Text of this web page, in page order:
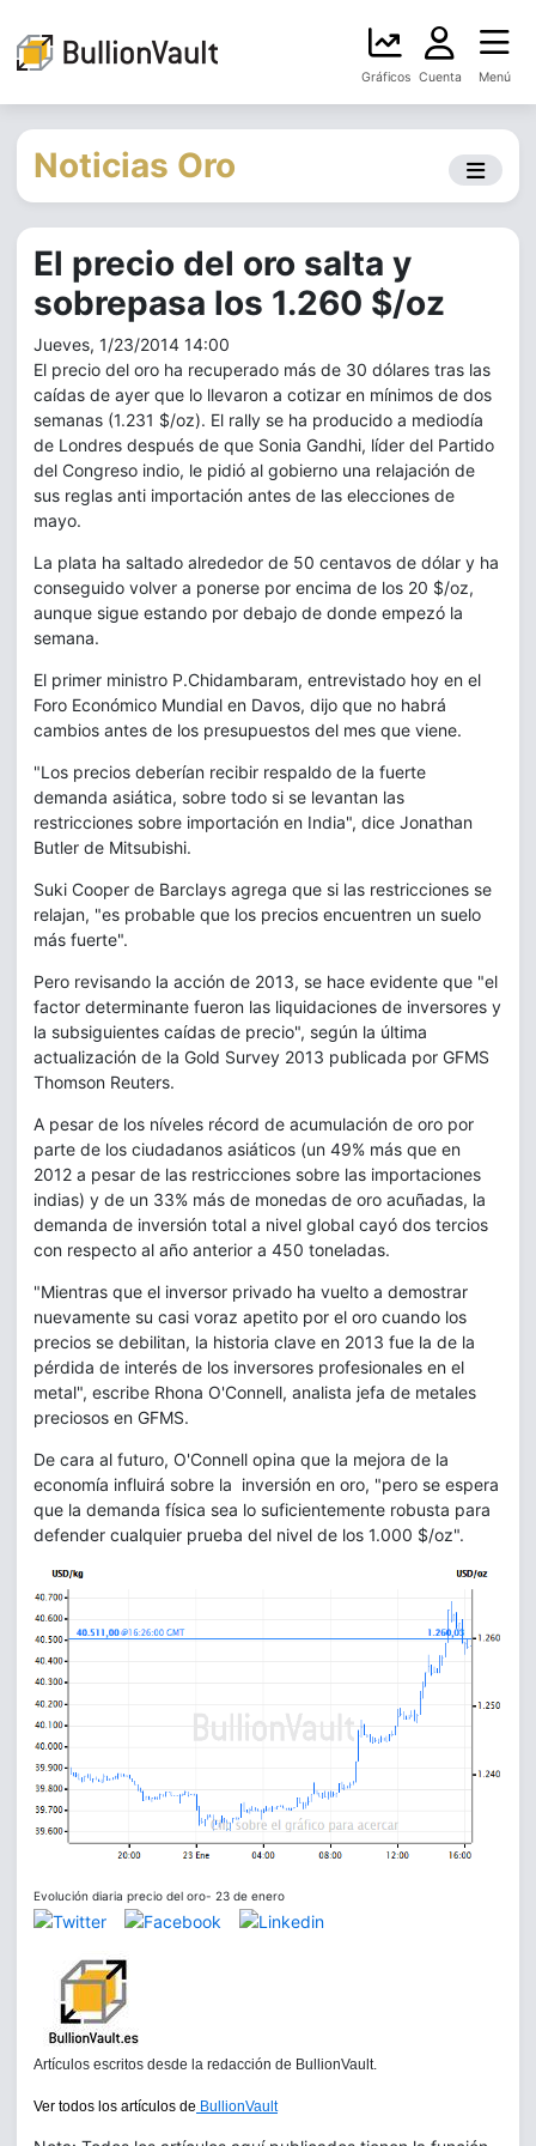
Gráficos Cuenta Menú
Noticias Oro
El precio del oro salta y
sobrepasa los 1.260 $/oz
Jueves, 1/23/2014 14:00
El precio del oro ha recuperado más de 30 dólares tras las
caídas de ayer que lo llevaron a cotizar en mínimos de dos
semanas (1.231 $/oz). El rally se ha producido a mediodía
de Londres después de que Sonia Gandhi, líder del Partido
del Congreso indio, le pidió al gobierno una relajación de
sus reglas anti importación antes de las elecciones de
mayo.
La plata ha saltado alrededor de 50 centavos de dólar y ha
conseguido volver a ponerse por encima de los 20 $/oz,
aunque sigue estando por debajo de donde empezó la
semana.
El primer ministro P.Chidambaram, entrevistado hoy en el
Foro Económico Mundial en Davos, dijo que no habrá
cambios antes de los presupuestos del mes que viene.
"Los precios deberían recibir respaldo de la fuerte
demanda asiática, sobre todo si se levantan las
restricciones sobre importación en India", dice Jonathan
Butler de Mitsubishi.
Suki Cooper de Barclays agrega que si las restricciones se
relajan, "es probable que los precios encuentren un suelo
más fuerte".
Pero revisando la acción de 2013, se hace evidente que "el
factor determinante fueron las liquidaciones de inversores y
la subsiguientes caídas de precio", según la última
actualización de la Gold Survey 2013 publicada por GFMS
Thomson Reuters.
A pesar de los níveles récord de acumulación de oro por
parte de los ciudadanos asiáticos (un 49% más que en
2012 a pesar de las restricciones sobre las importaciones
indias) y de un 33% más de monedas de oro acuñadas, la
demanda de inversión total a nivel global cayó dos tercios
con respecto al año anterior a 450 toneladas.
"Mientras que el inversor privado ha vuelto a demostrar
nuevamente su casi voraz apetito por el oro cuando los
precios se debilitan, la historia clave en 2013 fue la de la
pérdida de interés de los inversores profesionales en el
metal", escribe Rhona O'Connell, analista jefa de metales
preciosos en GFMS.
De cara al futuro, O'Connell opina que la mejora de la
economía influirá sobre la inversión en oro, "pero se espera
que la demanda física sea lo suficientemente robusta para
defender cualquier prueba del nivel de los 1.000 $/oz".
Evolución diaria precio del oro- 23 de enero
Artículos escritos desde la redacción de BullionVault.
Ver todos los artículos de BullionVault